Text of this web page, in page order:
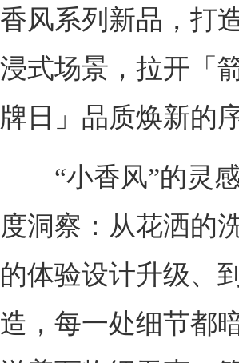
香风系列新品，打
浸式场景，拉开「
牌日」品质焕新的
“小香风”的灵感
度洞察：从花洒的
的体验设计升级、
造，每一处细节都